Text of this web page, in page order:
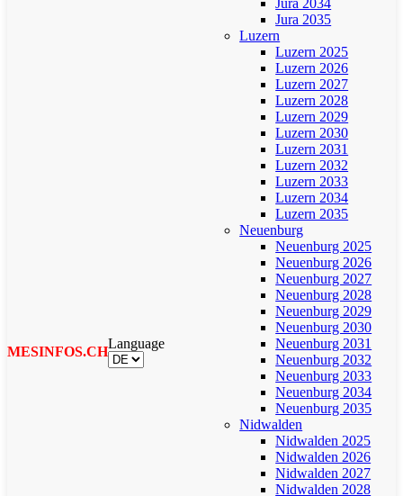
MESINFOS.CH
Language
Jura 2034
Jura 2035
Luzern
Luzern 2025
Luzern 2026
Luzern 2027
Luzern 2028
Luzern 2029
Luzern 2030
Luzern 2031
Luzern 2032
Luzern 2033
Luzern 2034
Luzern 2035
Neuenburg
Neuenburg 2025
Neuenburg 2026
Neuenburg 2027
Neuenburg 2028
Neuenburg 2029
Neuenburg 2030
Neuenburg 2031
Neuenburg 2032
Neuenburg 2033
Neuenburg 2034
Neuenburg 2035
Nidwalden
Nidwalden 2025
Nidwalden 2026
Nidwalden 2027
Nidwalden 2028